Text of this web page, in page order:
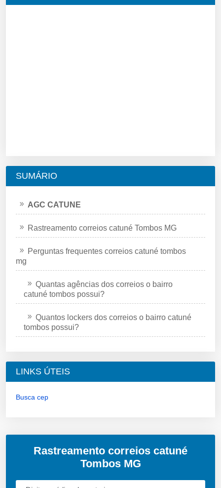
SUMÁRIO
AGC CATUNE
Rastreamento correios catuné Tombos MG
Perguntas frequentes correios catuné tombos
mg
Quantas agências dos correios o bairro
catuné tombos possui?
Quantos lockers dos correios o bairro catuné
tombos possui?
LINKS ÚTEIS
Busca cep
Rastreamento correios catuné
Tombos MG